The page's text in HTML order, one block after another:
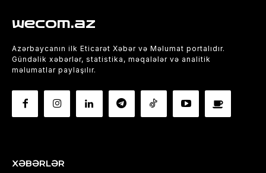
wecom.az
Azərbaycanın ilk Eticarət Xəbər və Məlumat portalıdır.
Gündəlik xəbərlər, statistika, məqalələr və analitik
məlumatlar paylaşılır.
XƏBƏRLƏR